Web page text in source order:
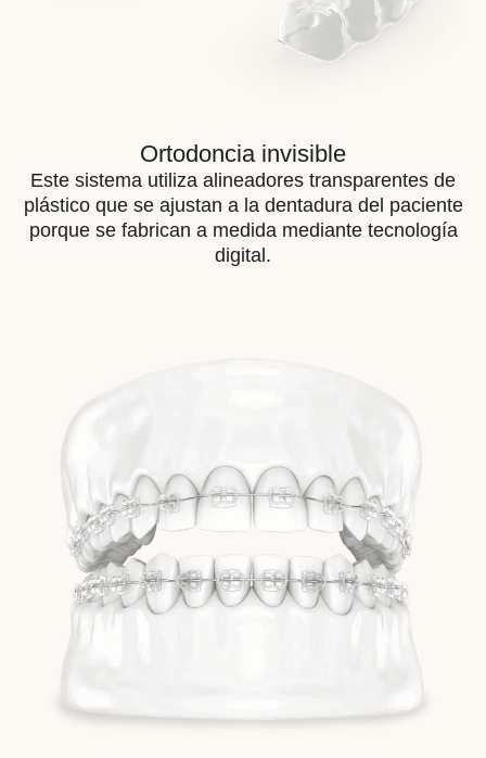
Ortodoncia invisible
Este sistema utiliza alineadores transparentes de
plástico que se ajustan a la dentadura del paciente
porque se fabrican a medida mediante tecnología
digital.